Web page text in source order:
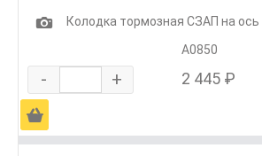
1
Колодка тормозная СЗАП на
А0850
- + 2 445 ₽
Ä